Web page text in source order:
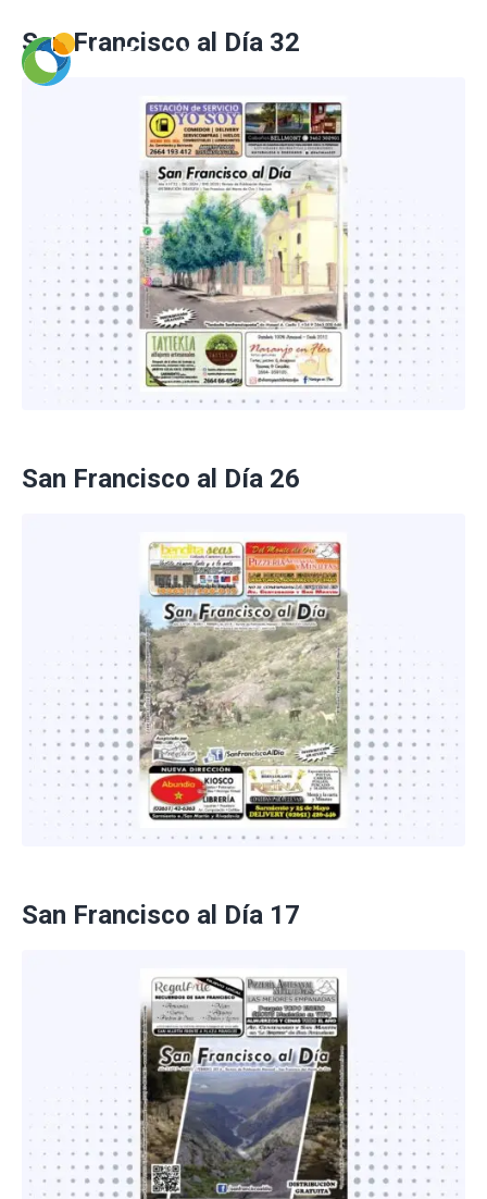
San Francisco al Día 32
San Francisco al Día 26
San Francisco al Día 17